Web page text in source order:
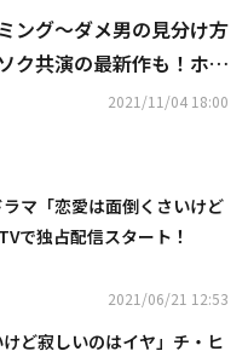
ング～ダメ男の見分け方
ク共演の最新作も！ホー
韓国ドラマに注目
2021/11/04 18:00
マ「恋愛は面倒くさいけど
で独占配信スタート！
2021/06/21 12:53
けど寂しいのはイヤ」チ・ヒ